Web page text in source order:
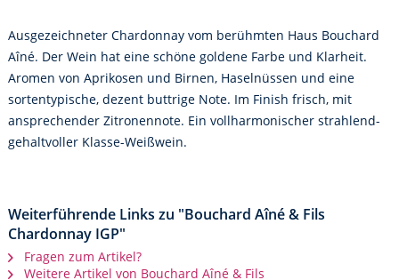
Ausgezeichneter Chardonnay vom berühmten Haus Bouchard
Aîné. Der Wein hat eine schöne goldene Farbe und Klarheit.
Aromen von Aprikosen und Birnen, Haselnüssen und eine
sortentypische, dezent buttrige Note. Im Finish frisch, mit
ansprechender Zitronennote. Ein vollharmonischer strahlend-
gehaltvoller Klasse-Weißwein.
Weiterführende Links zu "Bouchard Aîné & Fils
Chardonnay IGP"
Fragen zum Artikel?
Weitere Artikel von Bouchard Aîné & Fils